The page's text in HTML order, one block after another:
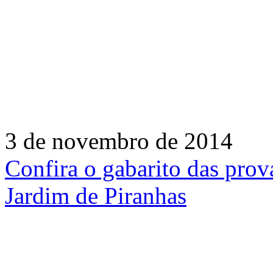
3 de novembro de 2014
Confira o gabarito das
Jardim de Piranhas